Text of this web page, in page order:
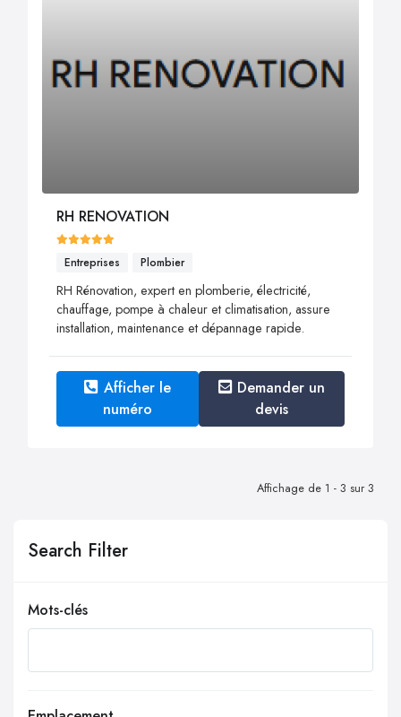
Search Filter
Mots-clés
RH RENOVATION
Entreprises Plombier
RH Rénovation, expert en plomberie, électricité,
chauffage, pompe à chaleur et climatisation, assure
installation, maintenance et dépannage rapide.
Afficher le
numéro
Demander un
devis
Affichage de 1 - 3 sur 3